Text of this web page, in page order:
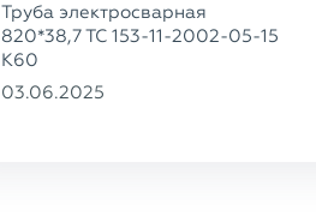
Труба электросварная
820*38,7 ТС 153-11-2002-05-15
К60
03.06.2025